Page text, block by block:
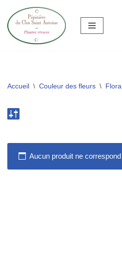
Aller
au
Accueil \ Couleur des fleurs \
Aucun produit ne